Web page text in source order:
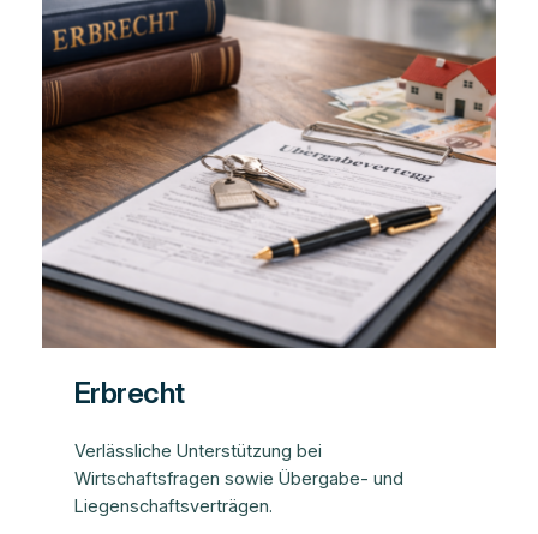
Erbrecht
Verlässliche Unterstützung bei
Wirtschaftsfragen sowie Übergabe- und
Liegenschaftsverträgen.